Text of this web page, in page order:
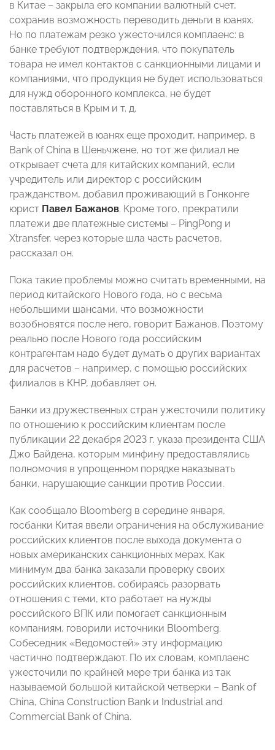
в Китае – закрыла его компании валютный счет,
сохранив возможность переводить деньги в юанях.
Но по платежам резко ужесточился комплаенс: в
банке требуют подтверждения, что покупатель
товара не имел контактов с санкционными лицами и
компаниями, что продукция не будет использоваться
для нужд оборонного комплекса, не будет
поставляться в Крым и т. д.
Часть платежей в юанях еще проходит, например, в
Bank of China в Шеньчжене, но тот же филиал не
открывает счета для китайских компаний, если
учредитель или директор с российским
гражданством, добавил проживающий в Гонконге
юрист Павел Бажанов. Кроме того, прекратили
платежи две платежные системы – PingPong и
Xtransfer, через которые шла часть расчетов,
рассказал он.
Пока такие проблемы можно считать временными, на
период китайского Нового года, но с весьма
небольшими шансами, что возможности
возобновятся после него, говорит Бажанов. Поэтому
реально после Нового года российским
контрагентам надо будет думать о других вариантах
для расчетов – например, с помощью российских
филиалов в КНР, добавляет он.
Банки из дружественных стран ужесточили политику
по отношению к российским клиентам после
публикации 22 декабря 2023 г. указа президента США
Джо Байдена, которым минфину предоставлялись
полномочия в упрощенном порядке наказывать
банки, нарушающие санкции против России.
Как сообщало Bloomberg в середине января,
госбанки Китая ввели ограничения на обслуживание
российских клиентов после выхода документа о
новых американских санкционных мерах. Как
минимум два банка заказали проверку своих
российских клиентов, собираясь разорвать
отношения с теми, кто работает на нужды
российского ВПК или помогает санкционным
компаниям, говорили источники Bloomberg.
Собеседник «Ведомостей» эту информацию
частично подтверждают. По их словам, комплаенс
ужесточили по крайней мере три банка из так
называемой большой китайской четверки – Bank of
China, China Construction Bank и Industrial and
Commercial Bank of China.